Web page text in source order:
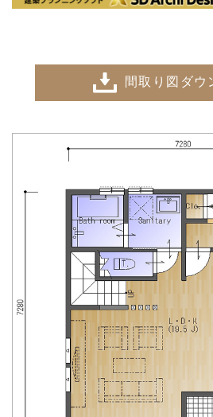
間取り図ダウ